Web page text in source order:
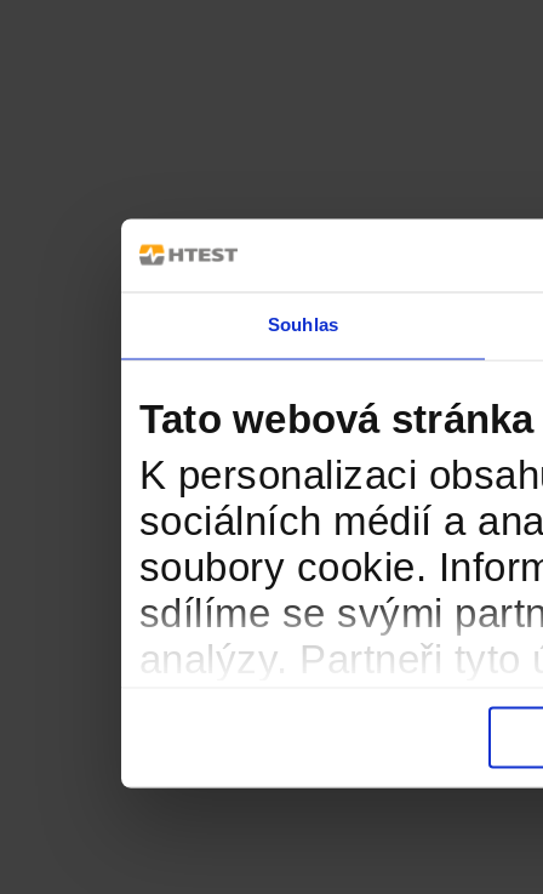
Souhlas
Tato webová
K personalizaci
sociálních médií a
soubory cookie.
sdílíme se svými
analýzy. Partneři tyto
informacemi, které